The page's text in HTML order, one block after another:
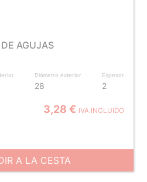
AGUJAS
Diámetro exterior
28
Espesor
2
3,28 € IVA INCLUIDO
A LA CESTA